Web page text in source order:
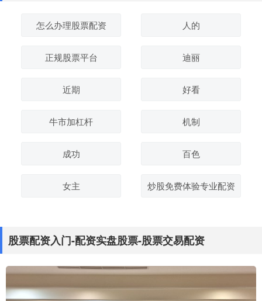
怎么办理股票配资 人的
正规股票平台 迪丽
近期 好看
牛市加杠杆 机制
成功 百色
女主 炒股免费体验专业配资
股票配资入门-配资实盘股票-股票交易配资